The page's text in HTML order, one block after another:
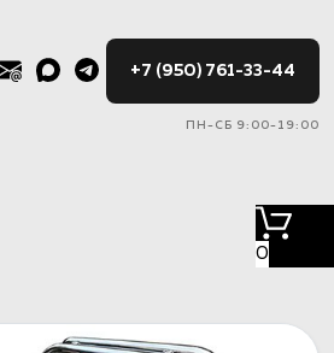
+7 (950) 761-33-44
ПН-СБ 9:00-19:00
0